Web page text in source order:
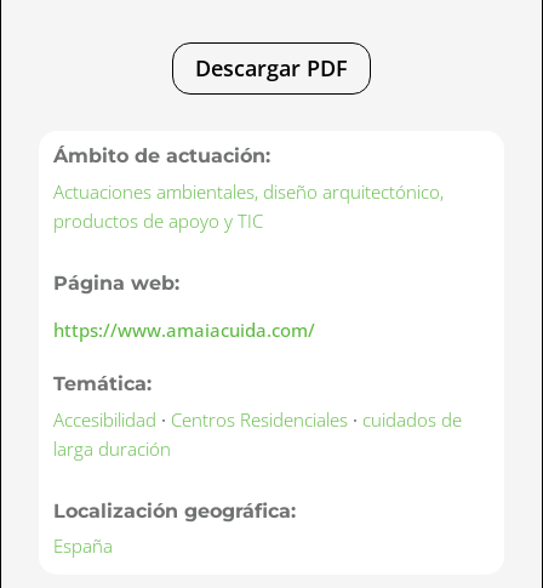
Descargar PDF
Ámbito de actuación:
Actuaciones ambientales, diseño arquitectónico,
productos de apoyo y TIC
Página web:
https://www.amaiacuida.com/
Temática:
Accesibilidad · Centros Residenciales· cuidados de
larga duración
Localización geográfica:
España